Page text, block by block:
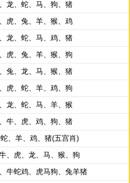
龙、蛇、马、狗、猪
虎、兔、羊、猴、鸡
龙、蛇、马、鸡、猪
虎、兔、羊、猴、狗
兔、龙、马、猴、猪
虎、蛇、羊、鸡、狗
龙、蛇、马、羊、猴
牛、虎、鸡、狗、猪
、羊、鸡、猪(五宫肖)
、虎、龙、马、猴、狗
牛蛇鸡、虎马狗、兔羊猪